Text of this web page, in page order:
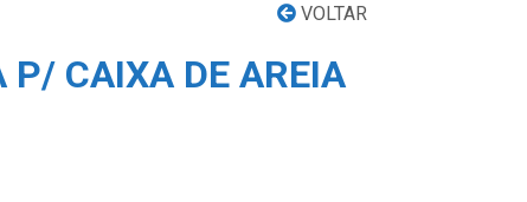
VOLTAR
P/ CAIXA DE AREIA